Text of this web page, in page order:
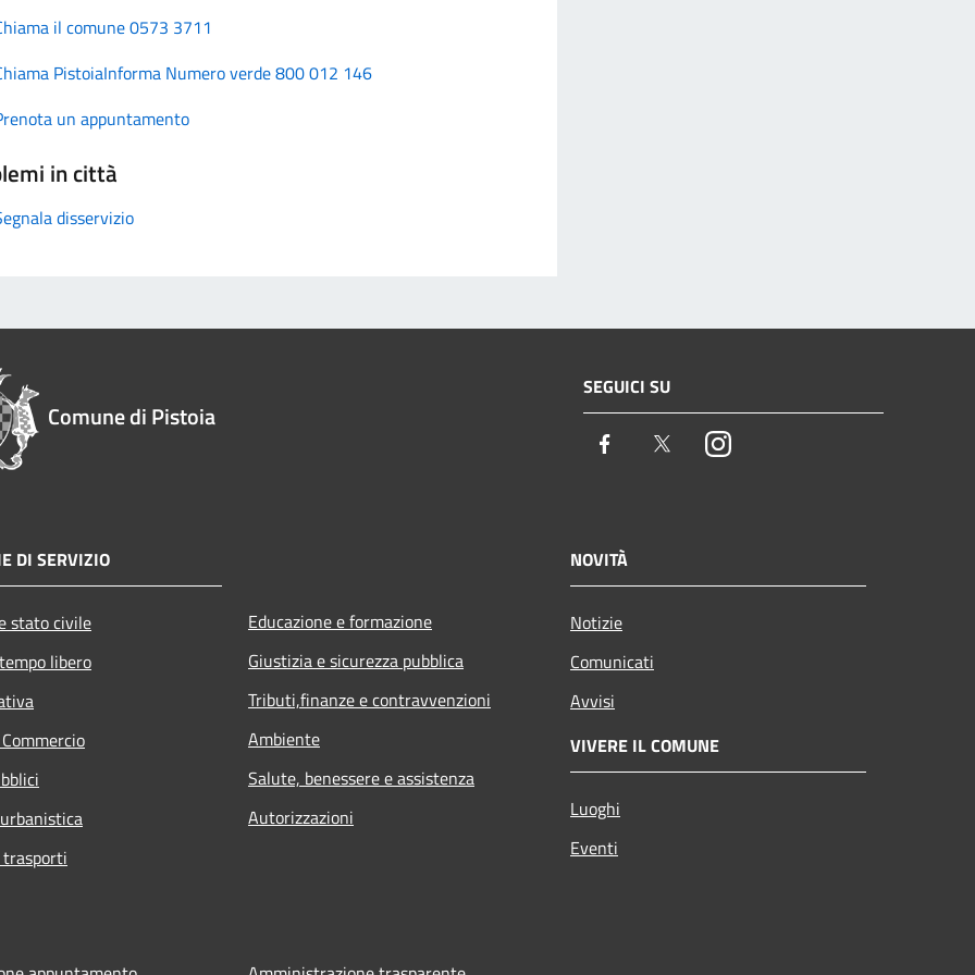
il comune 0573 3711
PistoiaInforma Numero verde 800 012 146
un appuntamento
in città
disservizio
Comune di Pistoia
SEGUICI SU
Facebook TwitterInstagram
DI SERVIZIO
stato civile
libero
Educazione e formazione
Giustizia e sicurezza pubblica
Tributi,finanze e contravvenzioni
Ambiente
Salute, benessere e assistenza
Autorizzazioni
NOVITÀ
Notizie
Comunicati
Avvisi
VIVERE IL COMUNE
Luoghi
Eventi